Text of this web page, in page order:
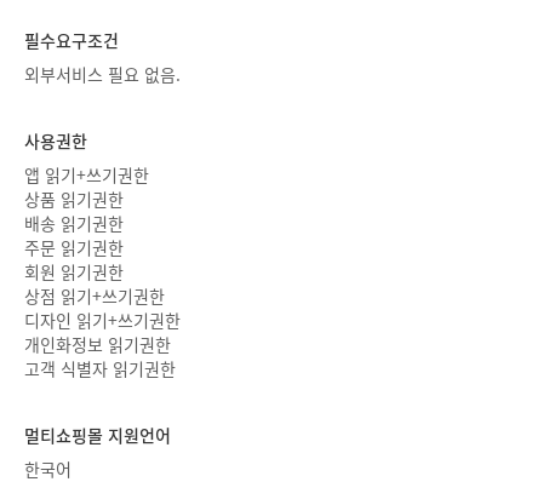
필수요구조건
외부서비스 필요 없음.
사용권한
앱 읽기+쓰기권한
상품 읽기권한
배송 읽기권한
주문 읽기권한
회원 읽기권한
상점 읽기+쓰기권한
디자인 읽기+쓰기권한
개인화정보 읽기권한
고객 식별자 읽기권한
멀티쇼핑몰 지원언어
한국어